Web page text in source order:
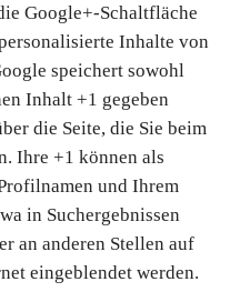
Google+-Schaltfläche
Inhalte von
speichert sowohl
Inhalt +1 gegeben
die Seite, die Sie beim
Ihre +1 können als
und Ihrem
in Suchergebnissen
an anderen Stellen auf
eingeblendet werden.